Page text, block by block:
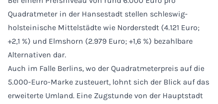
Quadratmeter in der Hansestadt stellen schleswig-
holsteinische Mittelstädte wie Norderstedt (4.121 Euro;
+2,1 %) und Elmshorn (2.979 Euro; +1,6 %) bezahlbare
Alternativen dar.
Auch im Falle Berlins, wo der Quadratmeterpreis auf die
5.000-Euro-Marke zusteuert, lohnt sich der Blick auf das
erweiterte Umland. Eine Zugstunde von der Hauptstadt